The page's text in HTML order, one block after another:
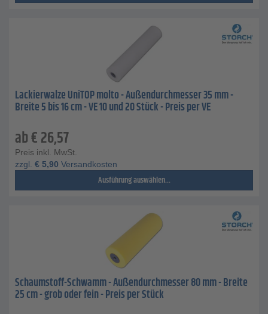
Lackierwalze UniTOP molto - Außendurchmesser 35 mm -
Breite 5 bis 16 cm - VE 10 und 20 Stück - Preis per VE
ab€26,57
Preis inkl. MwSt.
zzgl. € 5,90 Versandkosten
Ausführung auswählen...
Schaumstoff-Schwamm - Außendurchmesser 80 mm - Breite
25 cm - grob oder fein - Preis per Stück